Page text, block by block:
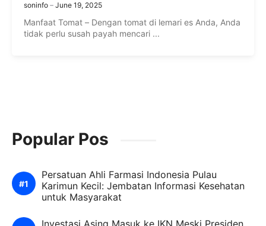
soninfo June 19, 2025
Manfaat Tomat – Dengan tomat di lemari es Anda, Anda
tidak perlu susah payah mencari ...
Popular Pos
Persatuan Ahli Farmasi Indonesia Pulau
Karimun Kecil: Jembatan Informasi Kesehatan
untuk Masyarakat